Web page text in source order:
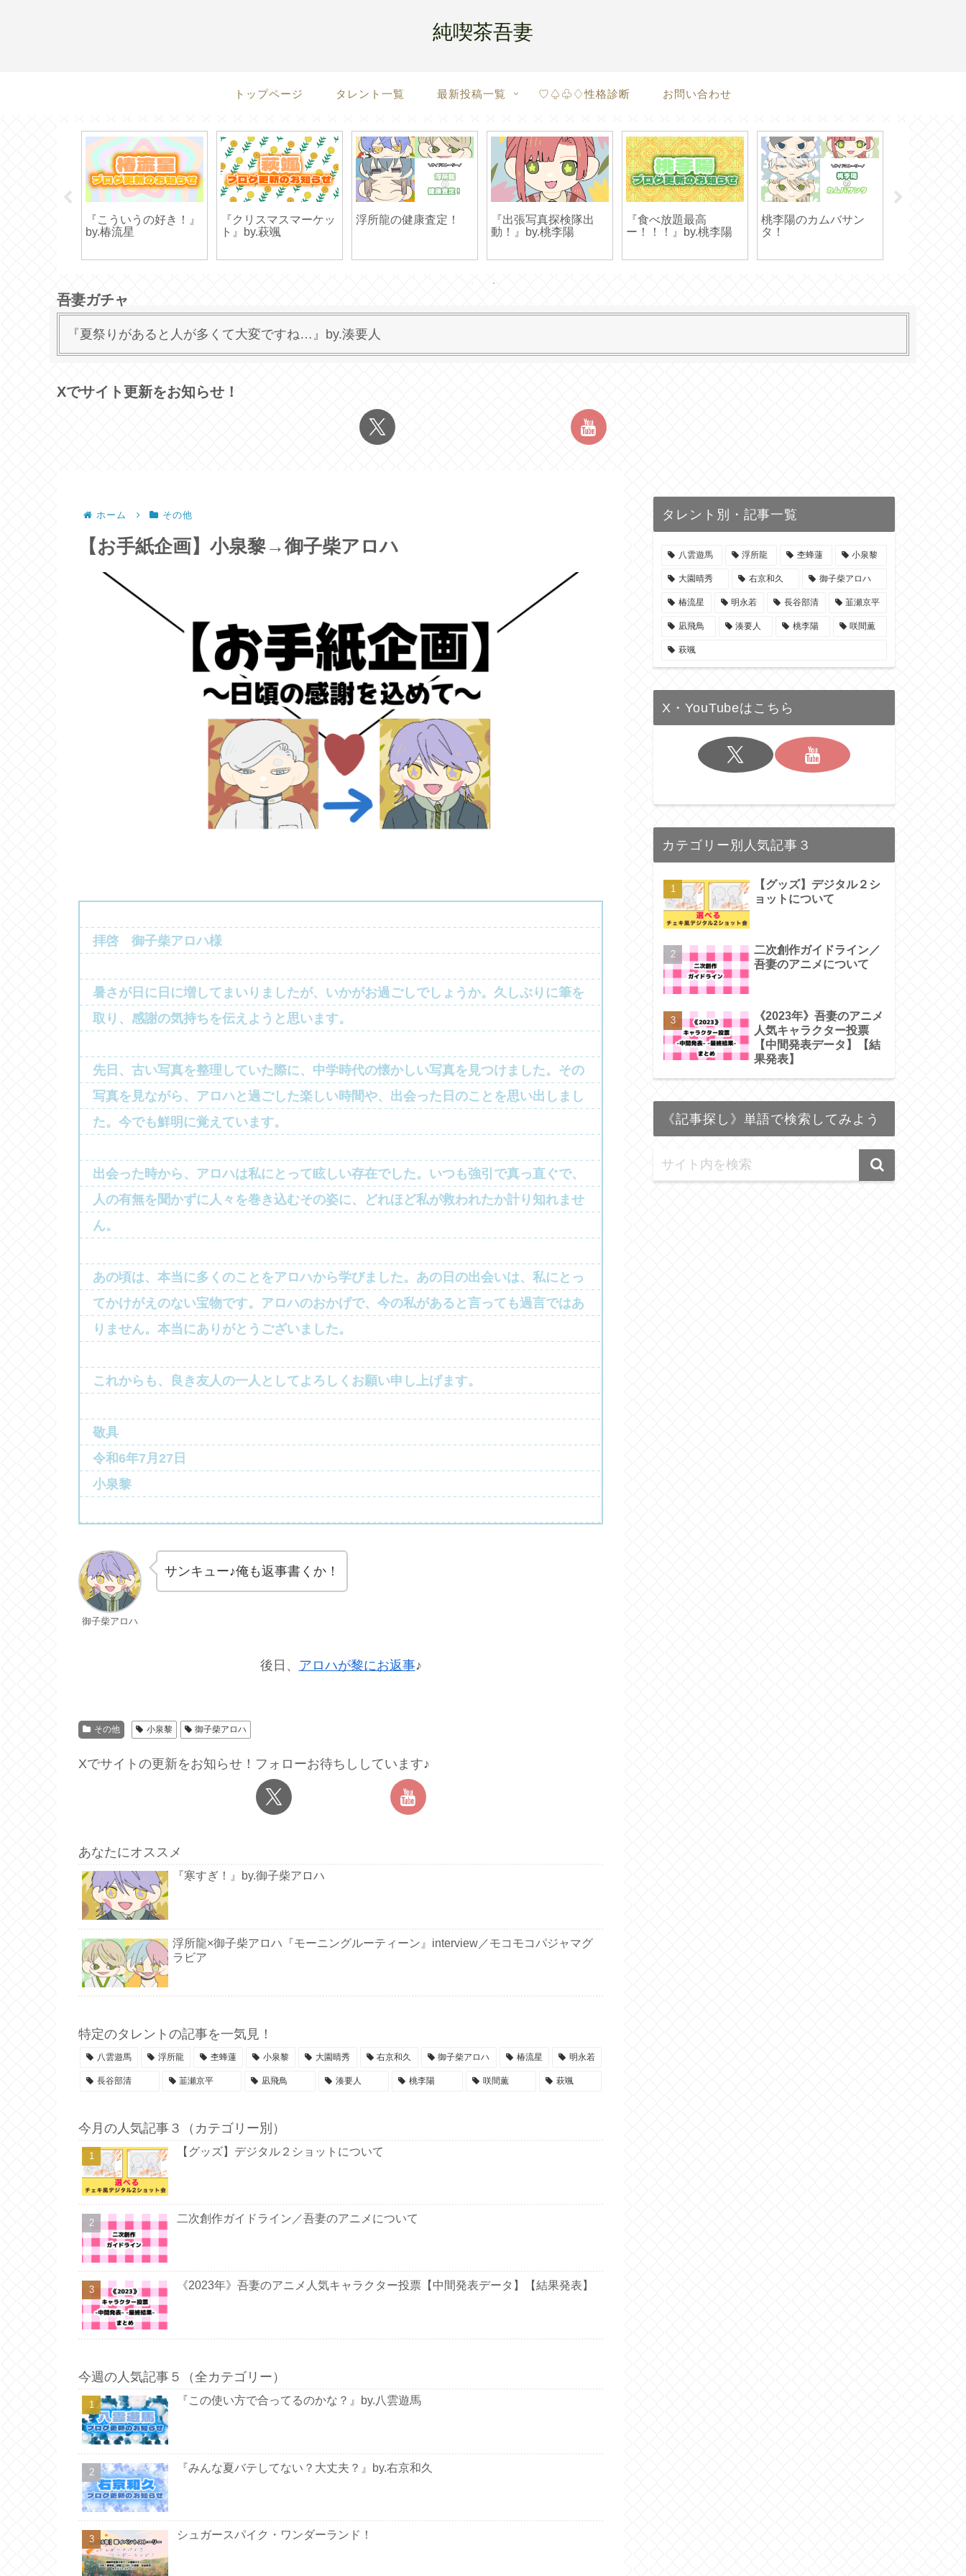
純喫茶吾妻
トップページ タレント一覧 最新投稿一覧 ♡♤♧♢性格診断 お問い合わせ
『こういうの好き！』
by.椿流星
『クリスマスマーケッ
ト』by.萩颯
浮所龍の健康査定！
『出張写真探検隊出
動！』by.桃李陽
『食べ放題最高
ー！！！』by.桃李陽
桃李陽のカムバサン
タ！
吾妻ガチャ
『夏祭りがあると人が多くて大変ですね…』by.湊要人
Xでサイト更新をお知らせ！
ホーム その他
【お手紙企画】小泉黎→御子柴アロハ
拝啓 御子柴アロハ様
暑さが日に日に増してまいりましたが、いかがお過ごしでしょうか。久しぶりに筆を
取り、感謝の気持ちを伝えようと思います。
先日、古い写真を整理していた際に、中学時代の懐かしい写真を見つけました。その
写真を見ながら、アロハと過ごした楽しい時間や、出会った日のことを思い出しまし
た。今でも鮮明に覚えています。
出会った時から、アロハは私にとって眩しい存在でした。いつも強引で真っ直ぐで、
人の有無を聞かずに人々を巻き込むその姿に、どれほど私が救われたか計り知れませ
ん。
あの頃は、本当に多くのことをアロハから学びました。あの日の出会いは、私にとっ
てかけがえのない宝物です。アロハのおかげで、今の私があると言っても過言ではあ
りません。本当にありがとうございました。
これからも、良き友人の一人としてよろしくお願い申し上げます。
敬具
令和6年7月27日
小泉黎
御子柴アロハ
サンキュー♪俺も返事書くか！
後日、 アロハが黎にお返事♪
その他 小泉黎 御子柴アロハ
Xでサイトの更新をお知らせ！フォローお待ちししています♪
あなたにオススメ
『寒すぎ！』by.御子柴アロハ
浮所龍×御子柴アロハ『モーニングルーティーン』interview／モコモコパジャマグ
ラビア
特定のタレントの記事を一気見！
八雲遊馬 浮所龍 杢蜂蓮 小泉黎 大園晴秀 右京和久 御子柴アロハ 椿流星 明永若
長谷部清 韮瀬京平 凪飛鳥 湊要人 桃李陽 咲間薫 萩颯
今月の人気記事３（カテゴリー別）
【グッズ】デジタル２ショットについて
二次創作ガイドライン／吾妻のアニメについて
《2023年》吾妻のアニメ人気キャラクター投票【中間発表データ】【結果発表】
今週の人気記事５（全カテゴリー）
『この使い方で合ってるのかな？』by.八雲遊馬
『みんな夏バテしてない？大丈夫？』by.右京和久
シュガースパイク・ワンダーランド！
タレント別・記事一覧
八雲遊馬 浮所龍 杢蜂蓮 小泉黎
大園晴秀 右京和久 御子柴アロハ
椿流星 明永若 長谷部清 韮瀬京平
凪飛鳥 湊要人 桃李陽 咲間薫
萩颯
X・YouTubeはこちら
カテゴリー別人気記事３
【グッズ】デジタル２シ
ョットについて
二次創作ガイドライン／
吾妻のアニメについて
《2023年》吾妻のアニメ
人気キャラクター投票
【中間発表データ】【結
果発表】
《記事探し》単語で検索してみよう